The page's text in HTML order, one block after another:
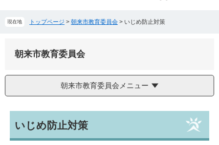
現在地 トップページ > 朝来市教育委員会 > いじめ防止対策
朝来市教育委員会
朝来市教育委員会メニュー
文いじめ防止対策